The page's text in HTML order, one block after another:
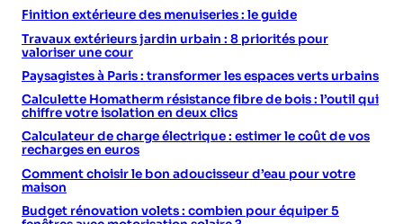
Finition extérieure des menuiseries : le guide
Travaux extérieurs jardin urbain : 8 priorités pour
valoriser une cour
Paysagistes à Paris : transformer les espaces verts urbains
Calculette Homatherm résistance fibre de bois : l’outil qui
chiffre votre isolation en deux clics
Calculateur de charge électrique : estimer le coût de vos
recharges en euros
Comment choisir le bon adoucisseur d’eau pour votre
maison
Budget rénovation volets : combien pour équiper 5